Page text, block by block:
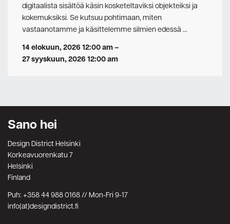
digitaalista sisältöä käsin kosketeltaviksi objekteiksi ja
kokemuksiksi. Se kutsuu pohtimaan, miten
vastaanotamme ja käsittelemme silmien edessä …
14 elokuun, 2026 12:00 am–
27 syyskuun, 2026 12:00 am
Sano hei
Design District Helsinki
Korkeavuorenkatu 7
Helsinki
Finland
Puh: +358 44 988 0168 // Mon-Fri 9-17
info(at)designdistrict.fi